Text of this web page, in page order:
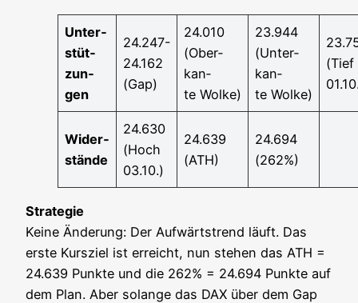
Unter­
stüt­
zun­
gen
24.247-
24.162
(Gap)
24.010
(Ober­
kan­
te Wolke)
23.944
(Unter­
kan­
te Wolke)
(Tief
Wider­
stän­de
24.630
(Hoch
03.10.)
24.639
(ATH)
24.694
(262%)
Stra­te­gie
Kei­ne Ände­rung: Der Auf­wärts­trend läuft. Das
ers­te Kurs­ziel ist erreicht, nun ste­hen das ATH =
24.639 Punk­te und die 262% = 24.694 Punk­te auf
dem Plan. Aber solan­ge das DAX über dem Gap